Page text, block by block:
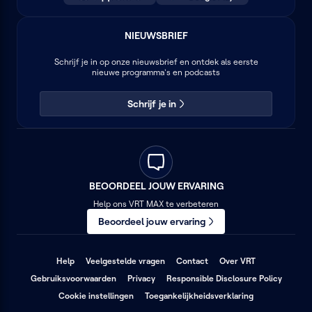
NIEUWSBRIEF
Schrijf je in op onze nieuwsbrief en ontdek als eerste
nieuwe programma's en podcasts
Schrijf je in
BEOORDEEL JOUW ERVARING
Help ons VRT MAX te verbeteren
Beoordeel jouw ervaring
Help Veelgestelde vragen (opent
een
venster)
Contact (opent
een
venster)
Over VRT
een
Gebruiksvoorwaarden (opent
een
Privacy(opent
een
Responsible Disclosure Policy(opent
Cookie instellingen Toegankelijkheidsverklaring